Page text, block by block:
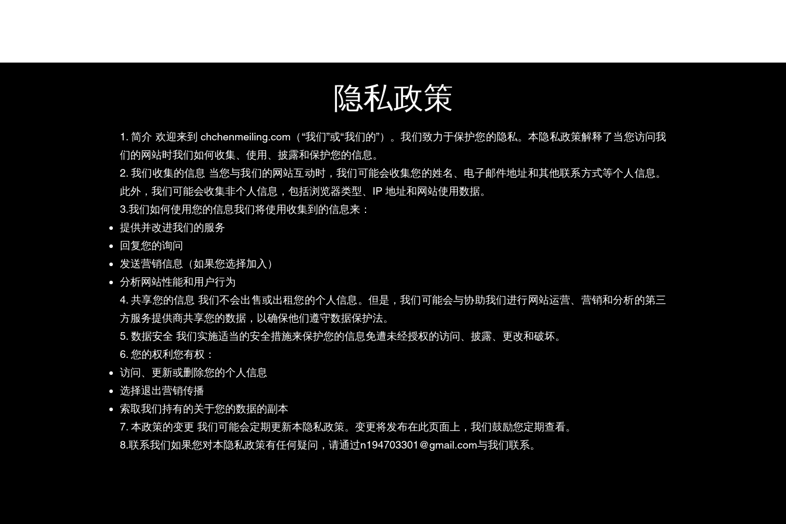
隐私政策
1. 简介 欢迎来到 chchenmeiling.com（“我们”或“我们的”）。我们致力于保护您的隐私。本隐私政策解释了当您访问我
们的网站时我们如何收集、使用、披露和保护您的信息。
2. 我们收集的信息 当您与我们的网站互动时，我们可能会收集您的姓名、电子邮件地址和其他联系方式等个人信息。
此外，我们可能会收集非个人信息，包括浏览器类型、IP 地址和网站使用数据。
3.我们如何使用您的信息我们将使用收集到的信息来：
提供并改进我们的服务
回复您的询问
发送营销信息（如果您选择加入）
分析网站性能和用户行为
4. 共享您的信息 我们不会出售或出租您的个人信息。但是，我们可能会与协助我们进行网站运营、营销和分析的第三
方服务提供商共享您的数据，以确保他们遵守数据保护法。
5. 数据安全 我们实施适当的安全措施来保护您的信息免遭未经授权的访问、披露、更改和破坏。
6. 您的权利您有权：
访问、更新或删除您的个人信息
选择退出营销传播
索取我们持有的关于您的数据的副本
7. 本政策的变更 我们可能会定期更新本隐私政策。变更将发布在此页面上，我们鼓励您定期查看。
8.联系我们如果您对本隐私政策有任何疑问，请通过n194703301@gmail.com与我们联系。